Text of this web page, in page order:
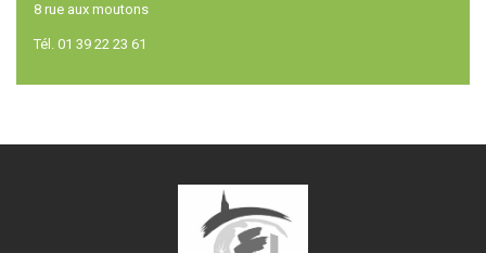
8 rue aux moutons
Tél. 01 39 22 23 61